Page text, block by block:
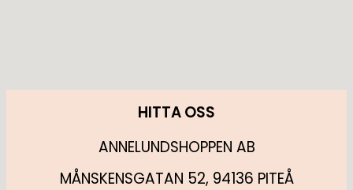
HITTA OSS
ANNELUNDSHOPPEN AB
MÅNSKENSGATAN 52, 94136 PITEÅ